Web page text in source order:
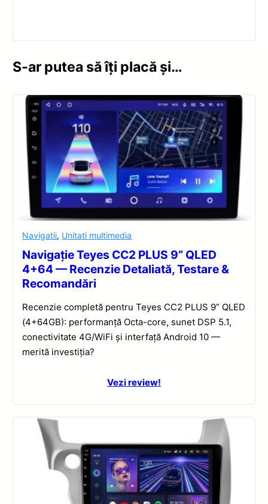
S-ar putea să îți placă și…
Navigatii, Unitati multimedia
Navigație Teyes CC2 PLUS 9” QLED
4+64 — Recenzie Detaliată, Testare &
Recomandări
Recenzie completă pentru Teyes CC2 PLUS 9” QLED
(4+64GB): performanță Octa-core, sunet DSP 5.1,
conectivitate 4G/WiFi și interfață Android 10 —
merită investiția?
Vezi review!